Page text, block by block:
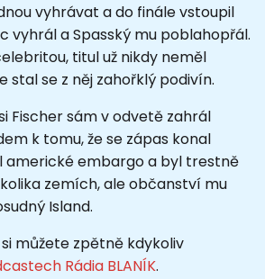
vyhrávat a do finále vstoupil
vyhrál a Spasský mu poblahopřál.
titul už nikdy neměl
stal se z něj zahořklý podivín.
Fischer sám v odvetě zahrál
k tomu, že se zápas konal
americké embargo a byl trestně
zemích, ale občanství mu
Island.
můžete zpětně kdykoliv
Rádia BLANÍK.